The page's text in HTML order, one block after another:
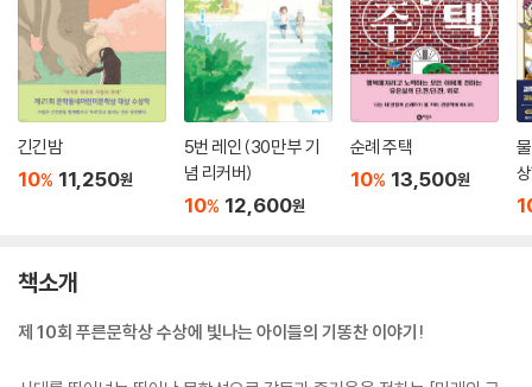
긴긴밤
10% 11,250원
5번 레인 (30만 부 기
념 리커버)
10% 12,600원
순례 주택
10% 13,500원
책소개
제 10회 푸른문학상 수상에 빛나는 아이들의 기똥찬 이야기!